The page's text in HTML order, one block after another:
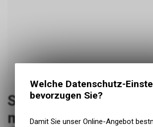
Santa Cruz 5010
medium matt
Welche Datenschutz-
bevorzugen Sie?
Damit Sie unser Online-Angebot